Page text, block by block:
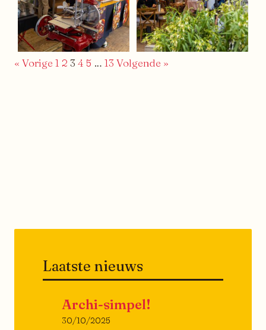
« Vorige 1 2 3 4 5 … 13 Volgende »
Laatste nieuws
Archi-simpel!
30/10/2025